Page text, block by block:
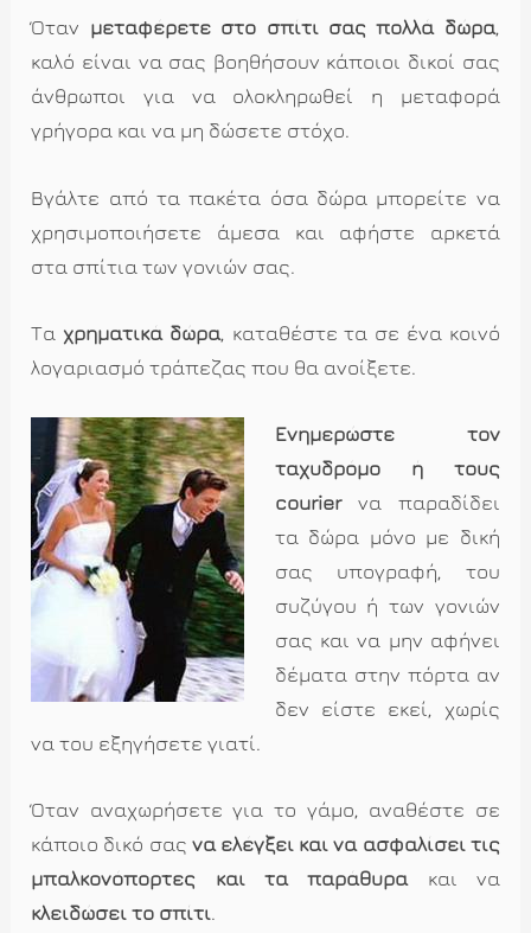
Όταν μεταφέρετε στο σπίτι σας πολλά δώρα,
καλό είναι να σας βοηθήσουν κάποιοι δικοί σας
άνθρωποι για να ολοκληρωθεί η μεταφορά
γρήγορα και να μη δώσετε στόχο.
Βγάλτε από τα πακέτα όσα δώρα μπορείτε να
χρησιμοποιήσετε άμεσα και αφήστε αρκετά
στα σπίτια των γονιών σας.
Τα χρηματικά δώρα, καταθέστε τα σε ένα κοινό
λογαριασμό τράπεζας που θα ανοίξετε.
Ενημερώστε τον
ταχυδρόμο ή τους
courierνα παραδίδει
τα δώρα μόνο με δική
σας υπογραφή, του
συζύγου ή των γονιών
σας και να μην αφήνει
δέματα στην πόρτα αν
δεν είστε εκεί, χωρίς
να του εξηγήσετε γιατί.
Όταν αναχωρήσετε για το γάμο, αναθέστε σε
κάποιο δικό σας να ελέγξει και να ασφαλίσει τις
μπαλκονόπορτες και τα παράθυρακαι να
κλειδώσει το σπίτι.